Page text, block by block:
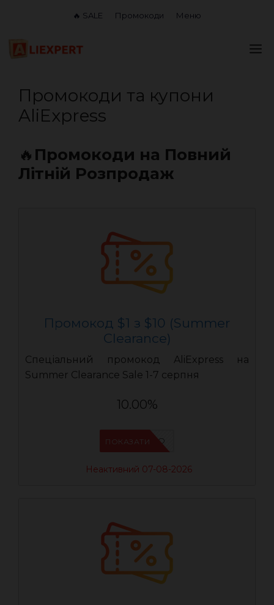
вмісту
🔥 SALE Промокоди Меню
Промокоди та купони
AliExpress
🔥 Промокоди на Повний
Літній Розпродаж
Промокод $1 з $10 (Summer
Clearance)
Спеціальний промокод AliExpress на
Summer Clearance Sale 1-7 серпня
10.00%
IFP6ES4O
ПОКАЗАТИ
Неактивний 07-08-2026